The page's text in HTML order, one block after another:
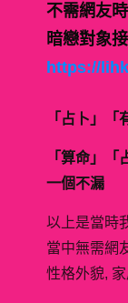
不需網友
暗戀對象
https://
「占卜」
「算命」「
一個不漏
以上是當時
當中無需網
性格外貌,